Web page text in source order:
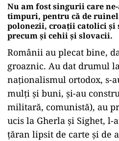
Nu am fost singurii care
timpuri, pentru că de
polonezii, croații catolici și
precum și cehii și slovacii.
Românii au plecat bine,
groaznic. Au dat drumul
naționalismul ortodox, s-
mulți și buni, și-au
militară, comunistă), au
ucis la Gherla și Sighet,
țăran lipsit de carte și de